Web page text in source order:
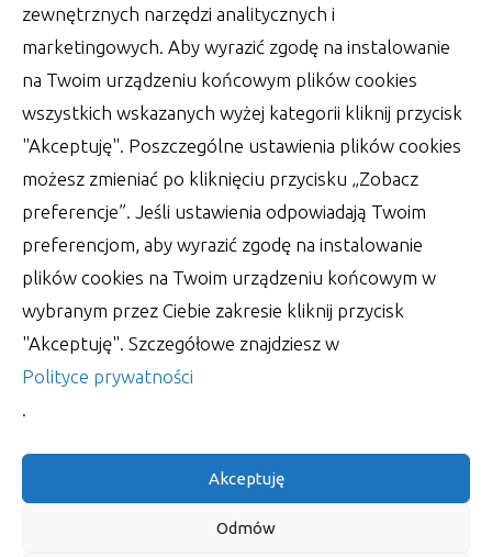
zewnętrznych narzędzi analitycznych i
marketingowych. Aby wyrazić zgodę na instalowanie
na Twoim urządzeniu końcowym plików cookies
wszystkich wskazanych wyżej kategorii kliknij przycisk
"Akceptuję". Poszczególne ustawienia plików cookies
możesz zmieniać po kliknięciu przycisku „Zobacz
preferencje”. Jeśli ustawienia odpowiadają Twoim
preferencjom, aby wyrazić zgodę na instalowanie
plików cookies na Twoim urządzeniu końcowym w
wybranym przez Ciebie zakresie kliknij przycisk
"Akceptuję". Szczegółowe znajdziesz w
Polityce prywatności
.
Akceptuję
Odmów
Wsparcie księgowości – zadbaj o
jednolity plik kontrolny
utrzymać na dłużej jedną pracę, wypada ciągle